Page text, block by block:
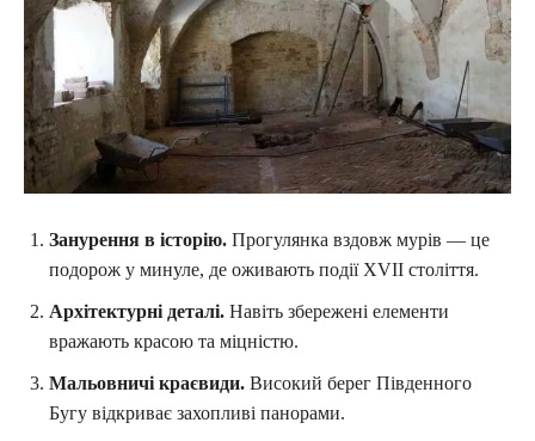
Занурення в історію. Прогулянка вздовж мурів — це
подорож у минуле, де оживають події XVII століття.
Архітектурні деталі. Навіть збережені елементи
вражають красою та міцністю.
Мальовничі краєвиди. Високий берег Південного
Бугу відкриває захопливі панорами.